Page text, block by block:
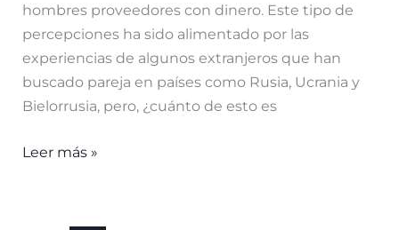
hombres proveedores con dinero. Este tipo de
percepciones ha sido alimentado por las
experiencias de algunos extranjeros que han
buscado pareja en países como Rusia, Ucrania y
Bielorrusia, pero, ¿cuánto de esto es
¿Es
Leer más »